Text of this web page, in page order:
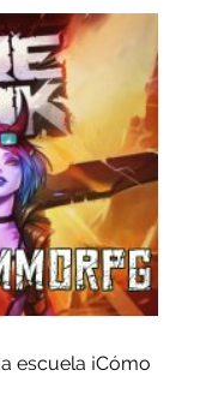
escuela ¡Cómo